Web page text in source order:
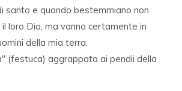
santo e quando bestemmiano non
loro Dio, ma vanno certamente in
della mia terra.
(festuca) aggrappata ai pendii della